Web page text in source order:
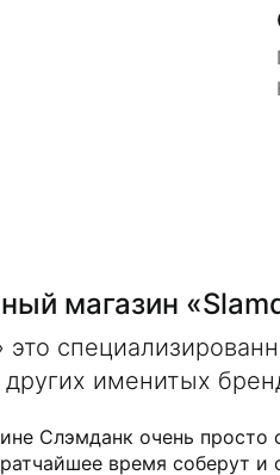
магазин
это
именитых
Слэмданк очень
время соберут